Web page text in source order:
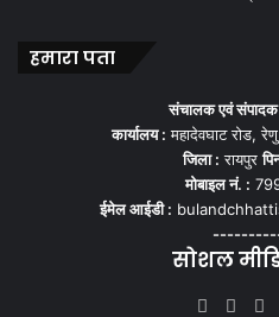
हमारा पता
संचालक एवं
कार्यालय : महादेवघाट रोड,
जिला : रायपुर
मोबाइल नं. :
ईमेल आईडी :
सोशल